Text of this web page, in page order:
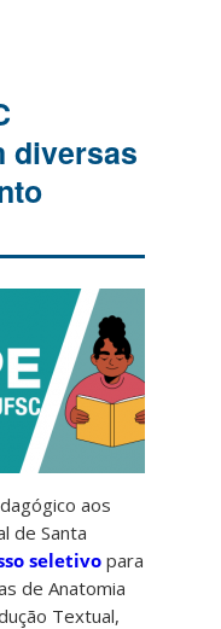
diversas
aos
de Santa
seletivo para
de Anatomia
Textual,